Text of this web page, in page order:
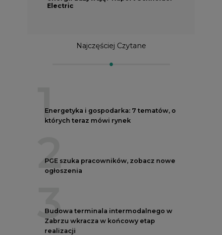
Electric
Najczęściej Czytane
1
Energetyka i gospodarka: 7 tematów, o
których teraz mówi rynek
2
PGE szuka pracowników, zobacz nowe
ogłoszenia
3
Budowa terminala intermodalnego w
Zabrzu wkracza w końcowy etap
realizacji